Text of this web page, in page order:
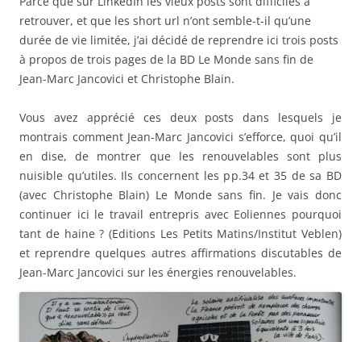
retrouver, et que les short url n’ont semble-t-il qu’une
durée de vie limitée, j’ai décidé de reprendre ici trois posts
à propos de trois pages de la BD Le Monde sans fin de
Jean-Marc Jancovici et Christophe Blain.
Vous avez apprécié ces deux posts dans lesquels je
montrais comment Jean-Marc Jancovici s’efforce, quoi qu’il
en dise, de montrer que les renouvelables sont plus
nuisible qu’utiles. Ils concernent les pp.34 et 35 de sa BD
(avec Christophe Blain) Le Monde sans fin. Je vais donc
continuer ici le travail entrepris avec Eoliennes pourquoi
tant de haine ? (Editions Les Petits Matins/Institut Veblen)
et reprendre quelques autres affirmations discutables de
Jean-Marc Jancovici sur les énergies renouvelables.